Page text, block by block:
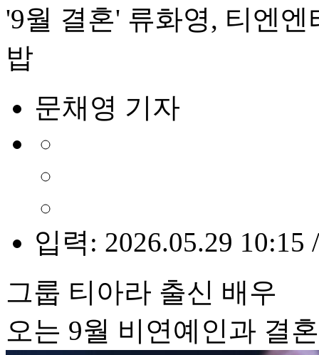
'9월 결혼' 류화영, 티엔
밥
문채영 기자
입력: 2026.05.29 10:15
그룹 티아라 출신 배우
오는 9월 비연예인과 결